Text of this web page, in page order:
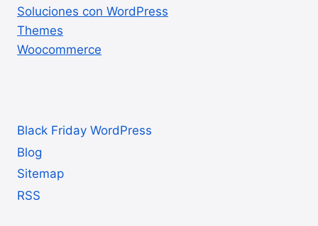
Soluciones con WordPress
Themes
Woocommerce
Black Friday WordPress
Blog
Sitemap
RSS